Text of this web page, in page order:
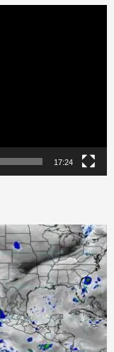
17:24